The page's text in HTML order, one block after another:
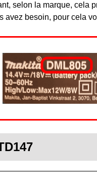
selon la marque, cela
avez besoin, pour cela